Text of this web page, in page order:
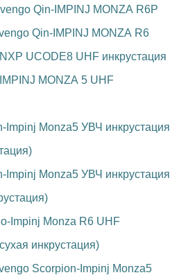
Qin-IMPINJ MONZA R6P
Qin-IMPINJ MONZA R6
UCODE8 UHF инкрустация
MONZA 5 UHF
Impinj Monza5 УВЧ инкрустация
Impinj Monza5 УВЧ инкрустация
Impinj Monza R6 UHF
инкрустация)
Scorpion-Impinj Monza5